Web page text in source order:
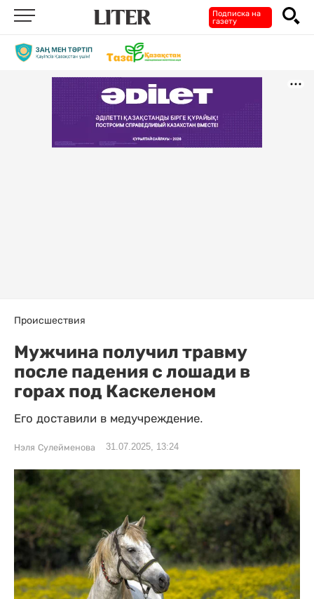
Подписка на
газету
Происшествия
Мужчина получил травму
после падения с лошади в
горах под Каскеленом
Его доставили в медучреждение.
Нэля Сулейменова 31.07.2025, 13:24